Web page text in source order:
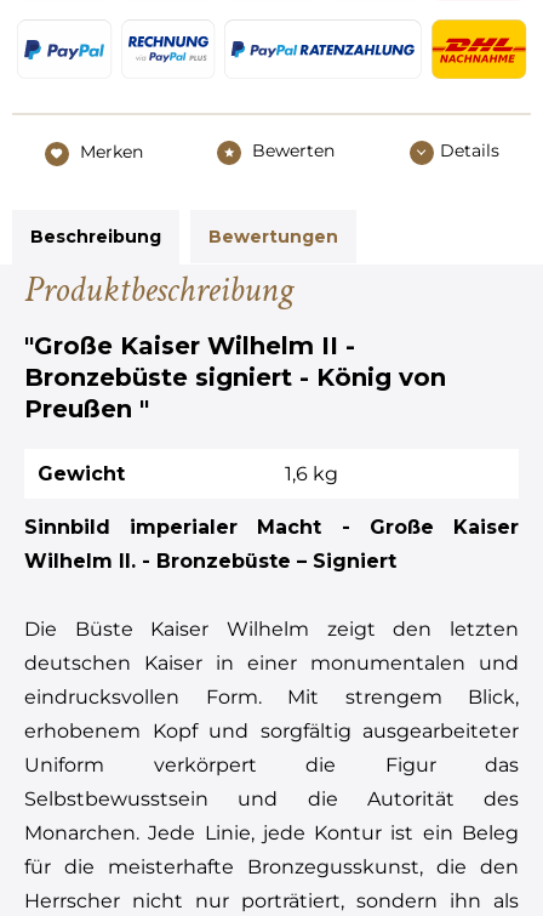
Merken Bewerten Details
Beschreibung Bewertungen
Produktbeschreibung
"Große Kaiser Wilhelm II -
Bronzebüste signiert - König von
Preußen "
Gewicht 1,6 kg
Sinnbild imperialer Macht - Große Kaiser
Wilhelm II. - Bronzebüste – Signiert
Die Büste Kaiser Wilhelm zeigt den letzten
deutschen Kaiser in einer monumentalen und
eindrucksvollen Form. Mit strengem Blick,
erhobenem Kopf und sorgfältig ausgearbeiteter
Uniform verkörpert die Figur das
Selbstbewusstsein und die Autorität des
Monarchen. Jede Linie, jede Kontur ist ein Beleg
für die meisterhafte Bronzegusskunst, die den
Herrscher nicht nur porträtiert, sondern ihn als